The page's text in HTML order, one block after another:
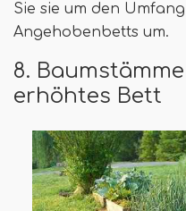
Sie sie um den
Angehobenbetts um.
8.
erhöhtes Bett